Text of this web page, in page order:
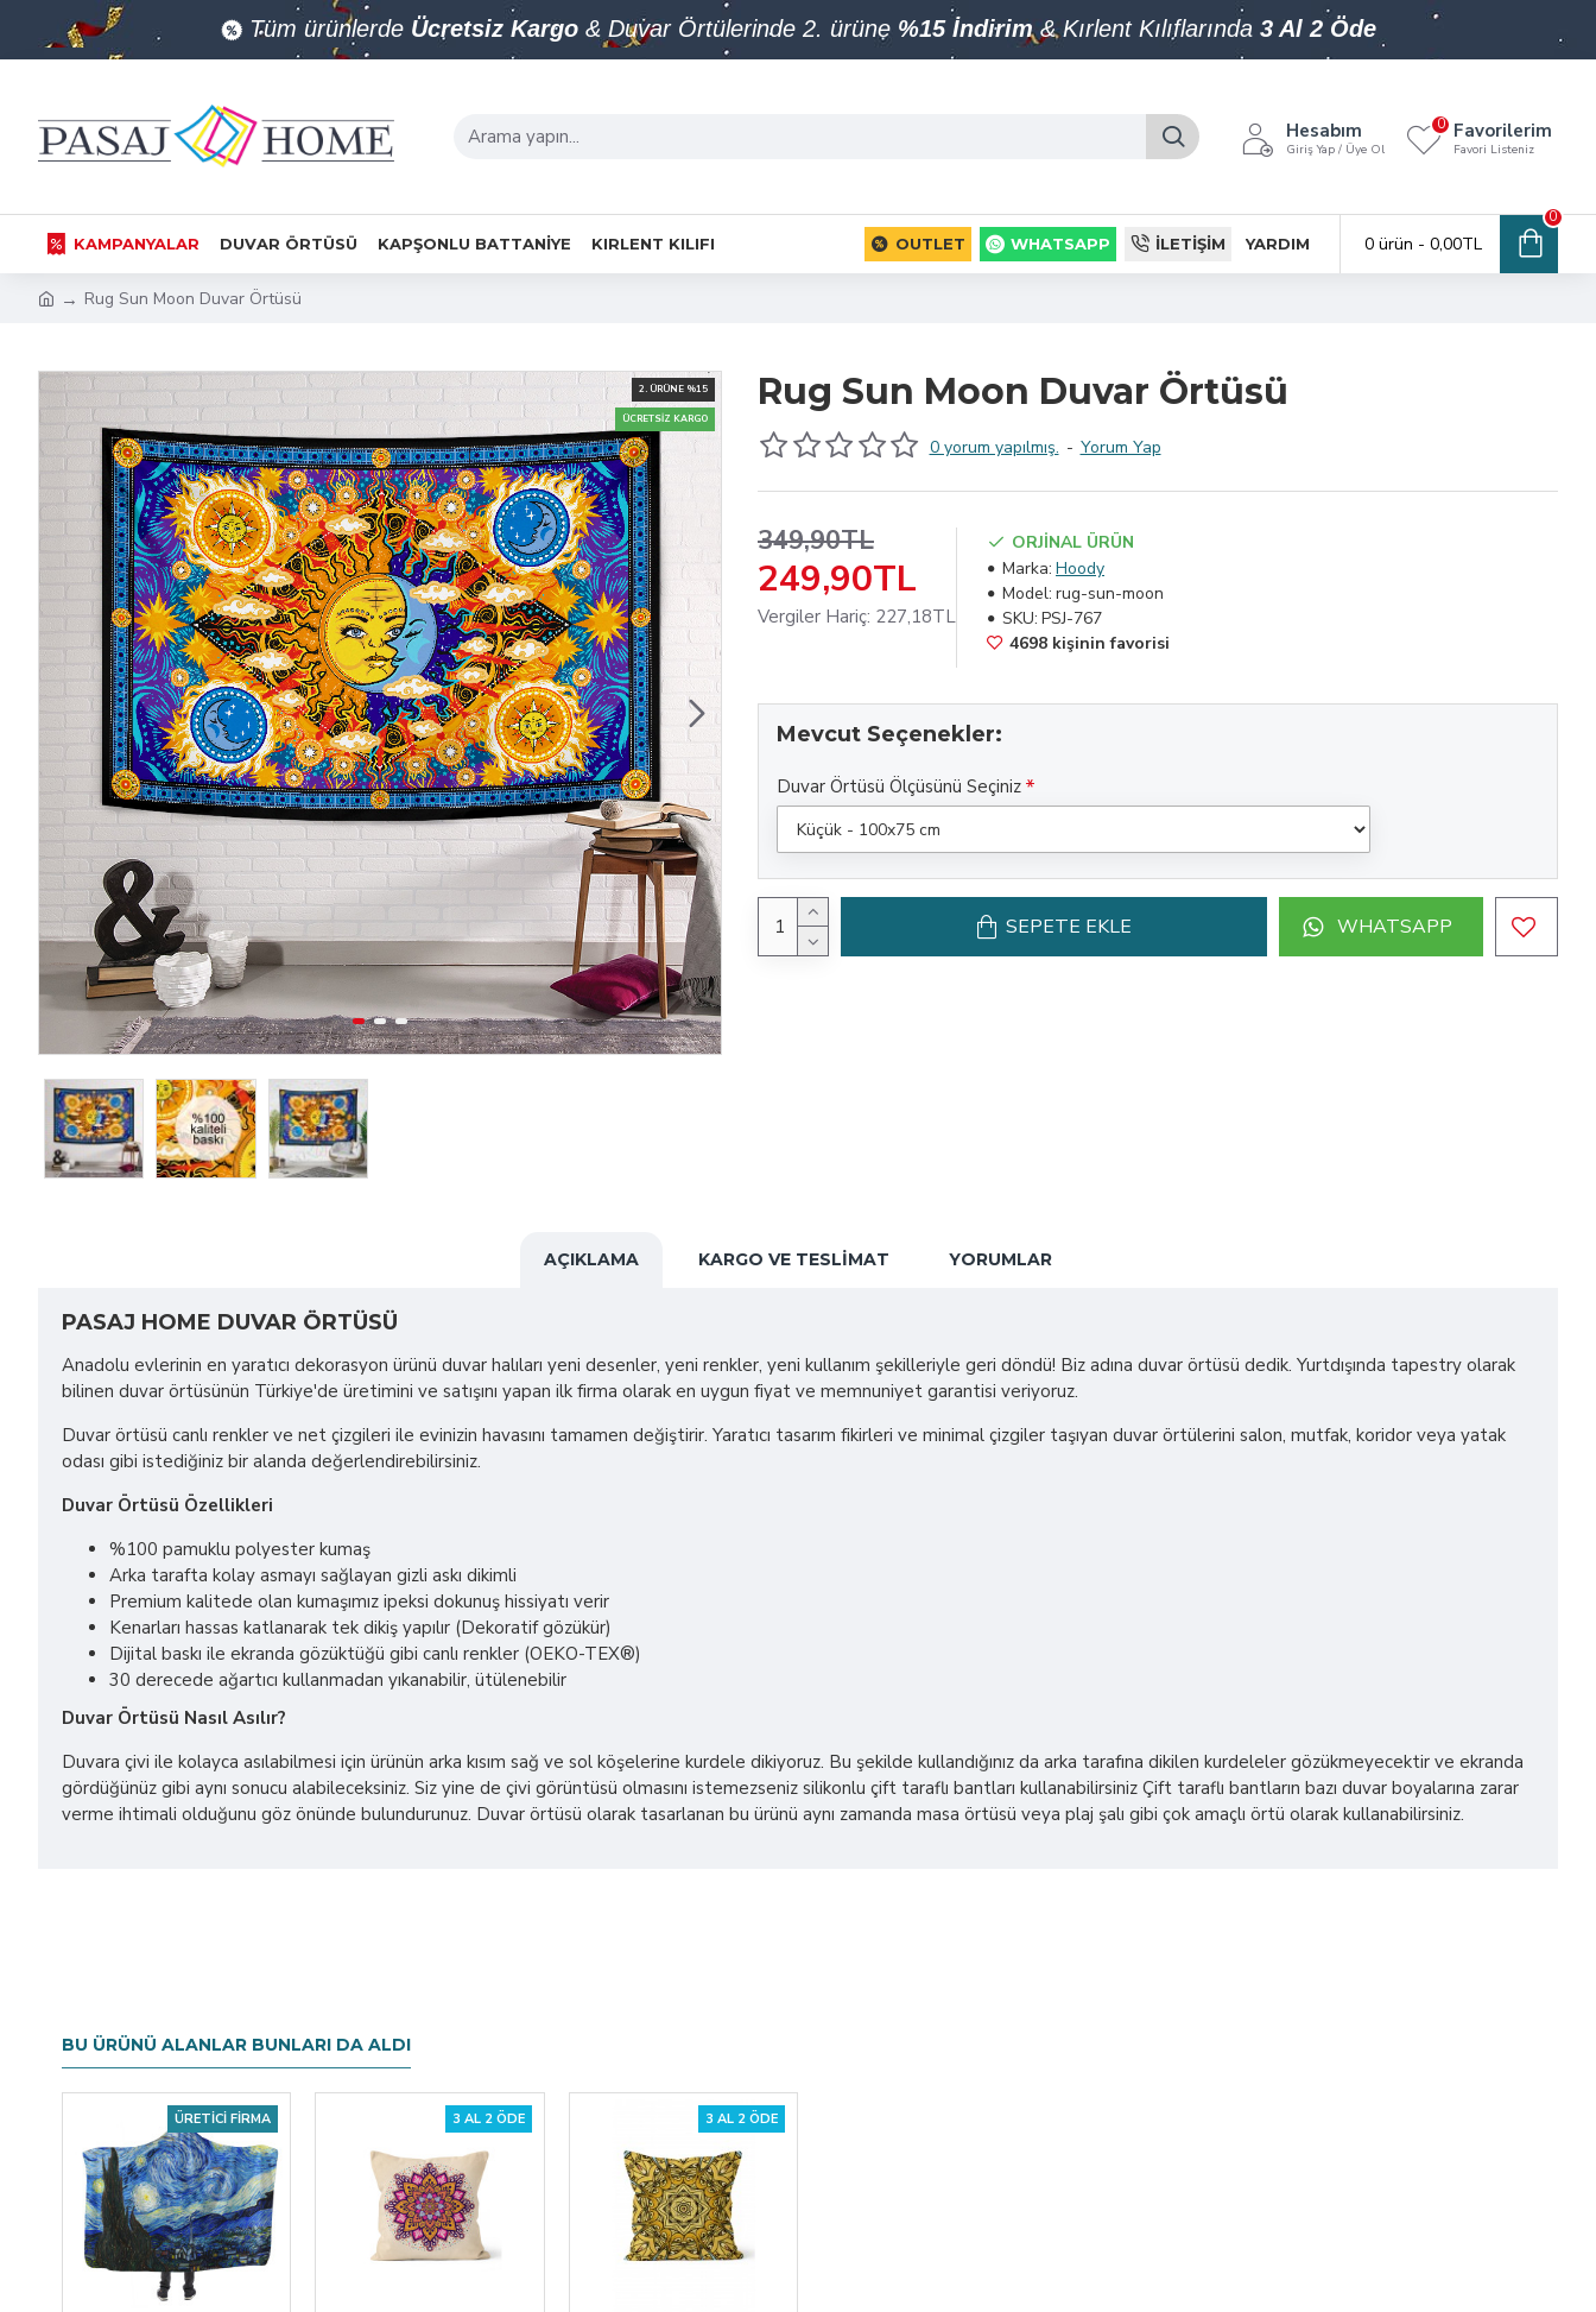
Tüm ürünlerde Ücretsiz Kargo & Duvar Örtülerinde 2. ürüne %15 İndirim& Kırlent Kılıflarında 3 Al 2 Öde
Hesabım
Giriş Yap / Üye Ol
Favorilerim
Favori Listeniz
0
KAMPANYALAR DUVAR ÖRTÜSÜ KAPŞONLU BATTANIYE KIRLENT KILIFI OUTLET WHATSAPP İLETIŞIM YARDIM 0 ürün - 0,00TL
0
Rug Sun Moon Duvar Örtüsü
ÜCRETSIZ KARGO
2. ÜRÜNE %15 Rug Sun Moon Duvar Örtüsü
0 yorum yapılmış. - Yorum Yap
249,90TL
349,90TL
Vergiler Hariç: 227,18TL
ORJİNAL ÜRÜN
Marka: Hoody
Model: rug-sun-moon
SKU: PSJ-767
4698 kişinin favorisi
Mevcut Seçenekler:
Duvar Örtüsü Ölçüsünü Seçiniz
SEPETE EKLE WHATSAPP
AÇIKLAMA KARGO VE TESLIMAT YORUMLAR
PASAJ HOME DUVAR ÖRTÜSÜ
Anadolu evlerinin en yaratıcı dekorasyon ürünü duvar halıları yeni desenler, yeni renkler, yeni kullanım şekilleriyle geri döndü! Biz adına duvar örtüsü dedik. Yurtdışında tapestry olarak
bilinen duvar örtüsünün Türkiye'de üretimini ve satışını yapan ilk firma olarak en uygun fiyat ve memnuniyet garantisi veriyoruz.
Duvar örtüsü canlı renkler ve net çizgileri ile evinizin havasını tamamen değiştirir. Yaratıcı tasarım fikirleri ve minimal çizgiler taşıyan duvar örtülerini salon, mutfak, koridor veya yatak
odası gibi istediğiniz bir alanda değerlendirebilirsiniz.
Duvar Örtüsü Özellikleri
%100 pamuklu polyester kumaş
Arka tarafta kolay asmayı sağlayan gizli askı dikimli
Premium kalitede olan kumaşımız ipeksi dokunuş hissiyatı verir
Kenarları hassas katlanarak tek dikiş yapılır (Dekoratif gözükür)
Dijital baskı ile ekranda gözüktüğü gibi canlı renkler (OEKO-TEX®)
30 derecede ağartıcı kullanmadan yıkanabilir, ütülenebilir
Duvar Örtüsü Nasıl Asılır?
Duvara çivi ile kolayca asılabilmesi için ürünün arka kısım sağ ve sol köşelerine kurdele dikiyoruz. Bu şekilde kullandığınız da arka tarafına dikilen kurdeleler gözükmeyecektir ve ekranda
gördüğünüz gibi aynı sonucu alabileceksiniz. Siz yine de çivi görüntüsü olmasını istemezseniz silikonlu çift taraflı bantları kullanabilirsiniz Çift taraflı bantların bazı duvar boyalarına zarar
verme ihtimali olduğunu göz önünde bulundurunuz. Duvar örtüsü olarak tasarlanan bu ürünü aynı zamanda masa örtüsü veya plaj şalı gibi çok amaçlı örtü olarak kullanabilirsiniz.
BU ÜRÜNÜ ALANLAR BUNLARI DA ALDI
ÜRETICI FIRMA 3 AL 2 ÖDE 3 AL 2 ÖDE